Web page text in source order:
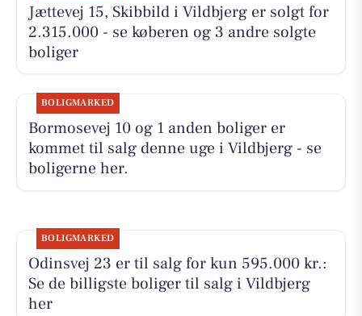
Jættevej 15, Skibbild i Vildbjerg er solgt for
2.315.000 - se køberen og 3 andre solgte
boliger
BOLIGMARKED
Bormosevej 10 og 1 anden boliger er
kommet til salg denne uge i Vildbjerg - se
boligerne her.
BOLIGMARKED
Odinsvej 23 er til salg for kun 595.000 kr.:
Se de billigste boliger til salg i Vildbjerg
her